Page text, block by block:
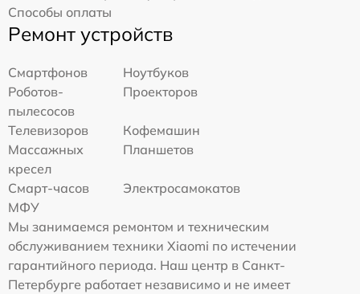
Способы оплаты
Ремонт устройств
Смартфонов
Ноутбуков
Роботов-
пылесосов
Проекторов
Телевизоров
Кофемашин
Массажных
кресел
Планшетов
Смарт-часов
Электросамокатов
МФУ
Мы занимаемся ремонтом и техническим
обслуживанием техники Xiaomi по истечении
гарантийного периода. Наш центр в Санкт-
Петербурге работает независимо и не имеет